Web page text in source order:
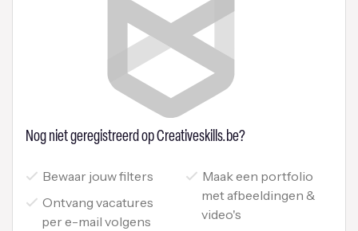
Nog niet geregistreerd op Creativeskills.be?
Bewaar jouw filters
Ontvang vacatures
per e-mail volgens
Maak een portfolio
met afbeeldingen &
video's